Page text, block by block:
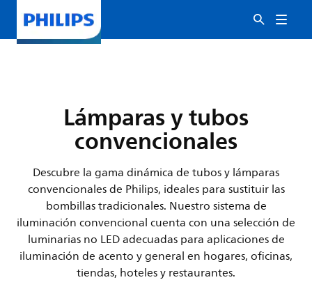
Lámparas y tubos
convencionales
Descubre la gama dinámica de tubos y lámparas
convencionales de Philips, ideales para sustituir las
bombillas tradicionales. Nuestro sistema de
iluminación convencional cuenta con una selección de
luminarias no LED adecuadas para aplicaciones de
iluminación de acento y general en hogares, oficinas,
tiendas, hoteles y restaurantes.